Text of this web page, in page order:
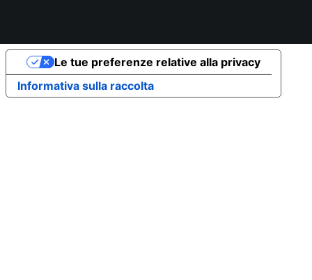
Informativa sulla raccolta
Le tue preferenze relative alla privacy